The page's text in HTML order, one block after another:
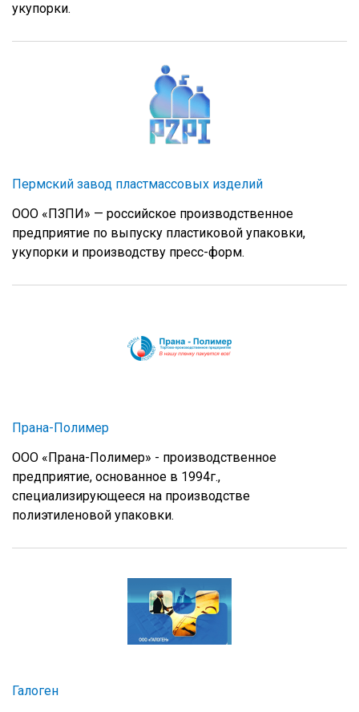
укупорки.
Пермский завод пластмассовых изделий
ООО «ПЗПИ» — российское производственное
предприятие по выпуску пластиковой упаковки,
укупорки и производству пресс-форм.
Прана-Полимер
ООО «Прана-Полимер» - производственное
предприятие, основанное в 1994г.,
специализирующееся на производстве
полиэтиленовой упаковки.
Галоген